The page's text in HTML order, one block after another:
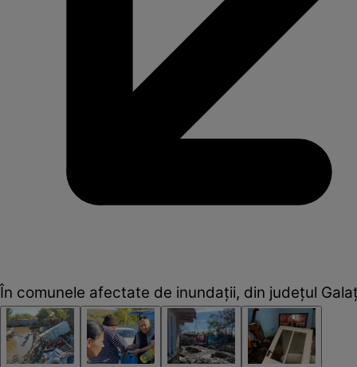
În comunele afectate de inundații, din județul